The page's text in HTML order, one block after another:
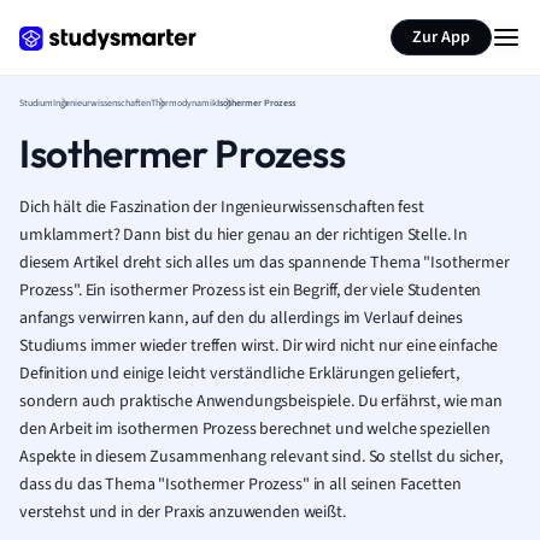
Zur App
StudiumIngenieurwissenschaftenThermodynamikIsothermer Prozess
Isothermer Prozess
Dich hält die Faszination der Ingenieurwissenschaften fest
umklammert? Dann bist du hier genau an der richtigen Stelle. In
diesem Artikel dreht sich alles um das spannende Thema "Isothermer
Prozess". Ein isothermer Prozess ist ein Begriff, der viele Studenten
anfangs verwirren kann, auf den du allerdings im Verlauf deines
Studiums immer wieder treffen wirst. Dir wird nicht nur eine einfache
Definition und einige leicht verständliche Erklärungen geliefert,
sondern auch praktische Anwendungsbeispiele. Du erfährst, wie man
den Arbeit im isothermen Prozess berechnet und welche speziellen
Aspekte in diesem Zusammenhang relevant sind. So stellst du sicher,
dass du das Thema "Isothermer Prozess" in all seinen Facetten
verstehst und in der Praxis anzuwenden weißt.